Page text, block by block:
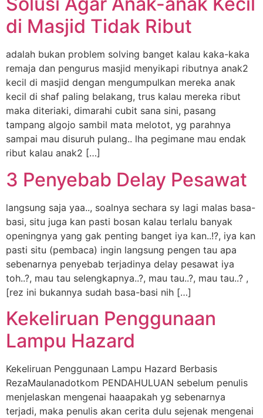
di Masjid Tidak Ribut
adalah bukan problem solving banget kalau kaka-kaka
remaja dan pengurus masjid menyikapi ributnya anak2
kecil di masjid dengan mengumpulkan mereka anak
kecil di shaf paling belakang, trus kalau mereka ribut
maka diteriaki, dimarahi cubit sana sini, pasang
tampang algojo sambil mata melotot, yg parahnya
sampai mau disuruh pulang.. lha pegimane mau endak
ribut kalau anak2 […]
3 Penyebab Delay Pesawat
langsung saja yaa.., soalnya sechara sy lagi malas basa-
basi, situ juga kan pasti bosan kalau terlalu banyak
openingnya yang gak penting banget iya kan..!?, iya kan
pasti situ (pembaca) ingin langsung pengen tau apa
sebenarnya penyebab terjadinya delay pesawat iya
toh..?, mau tau selengkapnya..?, mau tau..?, mau tau..? ,
[rez ini bukannya sudah basa-basi nih […]
Kekeliruan Penggunaan
Lampu Hazard
Kekeliruan Penggunaan Lampu Hazard Berbasis
RezaMaulanadotkom PENDAHULUAN sebelum penulis
menjelaskan mengenai haaapakah yg sebenarnya
terjadi, maka penulis akan cerita dulu sejenak mengenai